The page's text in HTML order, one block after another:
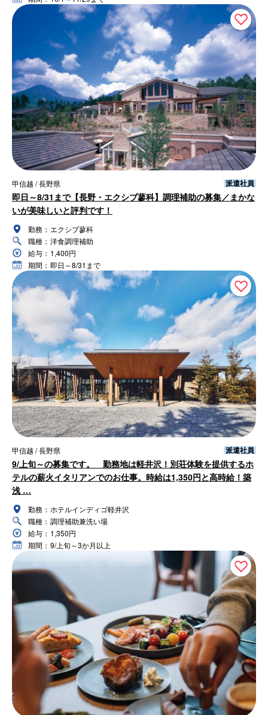
甲信越 / 長野県 派遣社員
即日～8/31まで【長野・エクシブ蓼科】調理補助の募集／まかな
いが美味しいと評判です！
勤務： エクシブ蓼科
職種： 洋食調理補助
給与： 1,400円
期間： 即日～8/31まで
甲信越 / 長野県 派遣社員
9/上旬～の募集です。 勤務地は軽井沢！別荘体験を提供するホ
テルの薪火イタリアンでのお仕事。時給は1,350円と高時給！築
浅 …
勤務： ホテルインディゴ軽井沢
職種： 調理補助兼洗い場
給与： 1,350円
期間： 9/上旬～3か月以上